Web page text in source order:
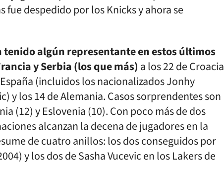
fue despedido por los Knicks y ahora se
tenido algún representante en estos últimos
y Serbia (los que más) a los 22 de Croacia
(incluidos los nacionalizados Jonhy
y los 14 de Alemania. Casos sorprendentes son
(12) y Eslovenia (10). Con poco más de dos
alcanzan la decena de jugadores en la
de cuatro anillos: los dos conseguidos por
y los dos de Sasha Vucevic en los Lakers de